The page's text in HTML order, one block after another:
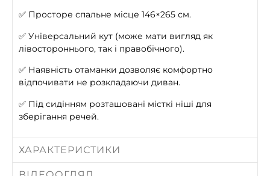
✅ Просторе спальне місце 146×265 см.
✅ Універсальний кут (може мати вигляд як
лівостороннього, так і правобічного).
✅ Наявність отаманки дозволяє комфортно
відпочивати не розкладаючи диван.
✅ Під сидінням розташовані місткі ніші для
зберігання речей.
ХАРАКТЕРИСТИКИ